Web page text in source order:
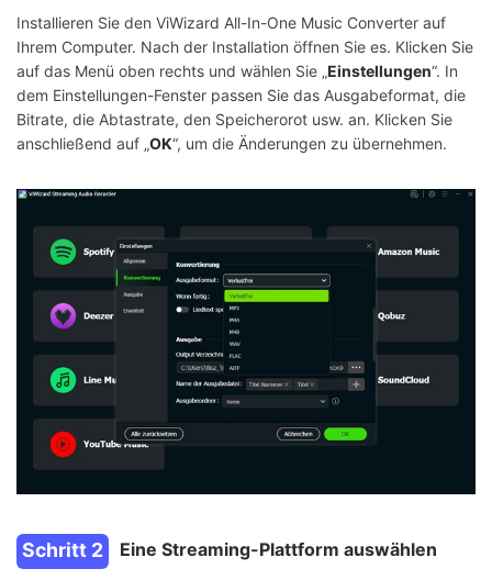
Installieren Sie den ViWizard All-In-One Music Converter auf
Ihrem Computer. Nach der Installation öffnen Sie es. Klicken Sie
auf das Menü oben rechts und wählen Sie „Einstellungen“. In
dem Einstellungen-Fenster passen Sie das Ausgabeformat, die
Bitrate, die Abtastrate, den Speicherorot usw. an. Klicken Sie
anschließend auf „OK“, um die Änderungen zu übernehmen.
Schritt 2 Eine Streaming-Plattform auswählen